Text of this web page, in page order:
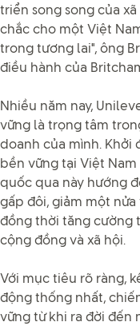
triển song song của
chắc cho một Việt
trong tương lai", ông
điều hành của
Nhiều năm nay,
vững là trọng tâm
doanh của mình. Khởi
bền vững tại Việt Nam
quốc qua này hướng
gấp đôi, giảm một
đồng thời tăng cường
cộng đồng và xã hội.
Với mục tiêu rõ ràng,
động thống nhất,
vững từ khi ra đời đến